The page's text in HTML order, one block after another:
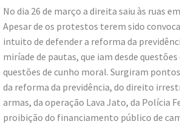
No dia 26 de março a direita saiu às ruas
Apesar de os protestos terem sido
intuito de defender a reforma da
miríade de pautas, que iam desde
questões de cunho moral. Surgiram
da reforma da previdência, do direito
armas, da operação Lava Jato, da Polícia
proibição do financiamento público de